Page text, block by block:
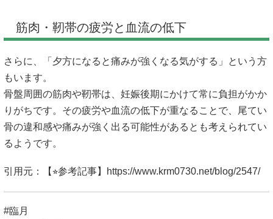
筋肉・靭帯の疲労と血流の低下
さらに、「夕方になると痛みが強くなる気がする」という方
もいます。
骨盤周囲の筋肉や靭帯は、妊娠後期にかけて常に負担がかか
りがちです。その疲労や血流の低下が重なることで、尾てい
骨の違和感や痛みが強く出る可能性があるとも考えられてい
るようです。
引用元：【⭐︎参考記事】 https://www.krm0730.net/blog/2547/
#臨月